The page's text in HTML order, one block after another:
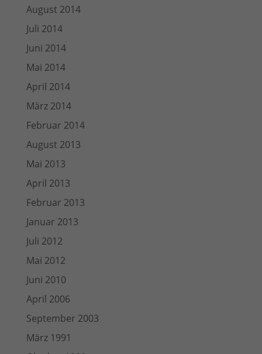
August 2014
Juli 2014
Juni 2014
Mai 2014
April 2014
März 2014
Februar 2014
August 2013
Mai 2013
April 2013
Februar 2013
Januar 2013
Juli 2012
Mai 2012
Juni 2010
April 2006
September 2003
März 1991